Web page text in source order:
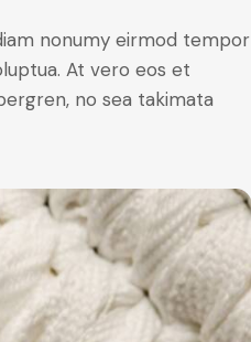
nonumy eirmod tempor
At vero eos et
no sea takimata